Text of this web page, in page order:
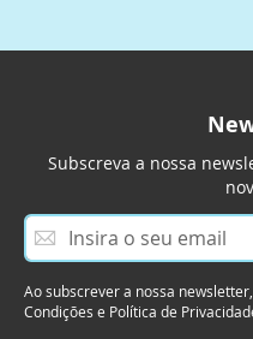
Subscreva a nossa
S
u
s
c
Ao subscrever a nossa
Condições e Política de